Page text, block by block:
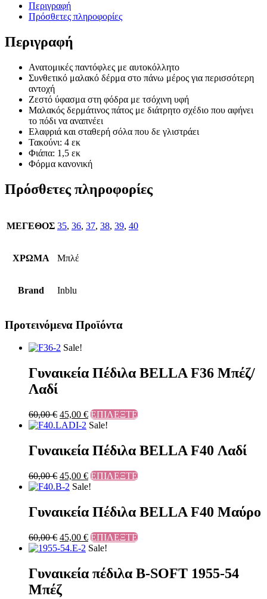
Περιγραφή
Πρόσθετες πληροφορίες
Περιγραφή
Ανατομικές παντόφλες με αυτοκόλλητο
Συνθετικό μαλακό δέρμα στο πάνω μέρος για περισσότερη
αντοχή
Ζεστό ύφασμα στη φόδρα με τσόχινη υφή
Μαλακός δερμάτινος πάτος με διάτρητο σχέδιο που αφήνει
το πόδι να αναπνέει
Ελαφριά και σταθερή σόλα που δε γλιστράει
Τακούνι: 4 εκ
Φιάπα: 1,5 εκ
Φόρμα κανονική
Πρόσθετες πληροφορίες
ΜΕΓΕΘΟΣ 35, 36, 37, 38, 39, 40
ΧΡΩΜΑ Μπλέ
Brand Inblu
Προτεινόμενα Προϊόντα
Sale!
Γυναικεία Πέδιλα BELLA F36 Μπέζ/
Λαδί
60,00€ 45,00 € ΕΠΙΛΕΞΤΕ
Sale!
Γυναικεία Πέδιλα BELLA F40 Λαδί
60,00€ 45,00 € ΕΠΙΛΕΞΤΕ
Sale!
Γυναικεία Πέδιλα BELLA F40 Μαύρο
60,00€ 45,00 € ΕΠΙΛΕΞΤΕ
Sale!
Γυναικεία πέδιλα B-SOFT 1955-54
Μπέζ